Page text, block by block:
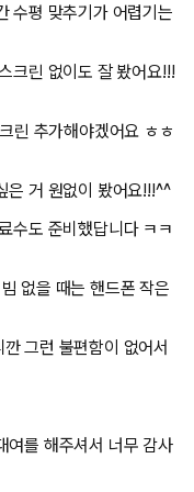
수평 맞추기가 어렵기는
크린 없이도 잘 봤어요!!!
린 추가해야겠어요 ㅎㅎ
은 거 원없이 봤어요!!!^^
수도 준비했답니다 ㅋㅋ
없을 때는 핸드폰 작은
그런 불편함이 없어서
여를 해주셔서 너무 감사